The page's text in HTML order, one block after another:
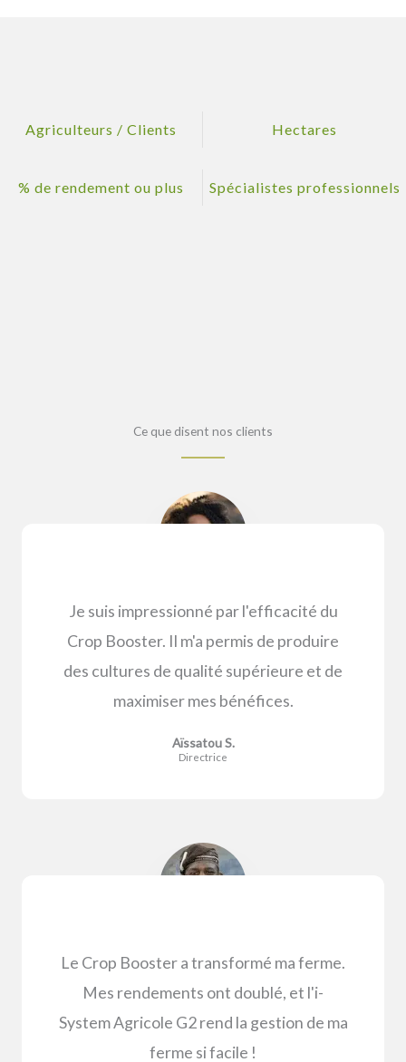
Agriculteurs / Clients Hectares
% de rendement ou plus Spécialistes professionnels
Ce que disent nos clients
Je suis impressionné par l'efficacité du
Crop Booster. Il m'a permis de produire
des cultures de qualité supérieure et de
maximiser mes bénéfices.
Aïssatou S.
Directrice
Le Crop Booster a transformé ma ferme.
Mes rendements ont doublé, et l'i-
System Agricole G2 rend la gestion de ma
ferme si facile !